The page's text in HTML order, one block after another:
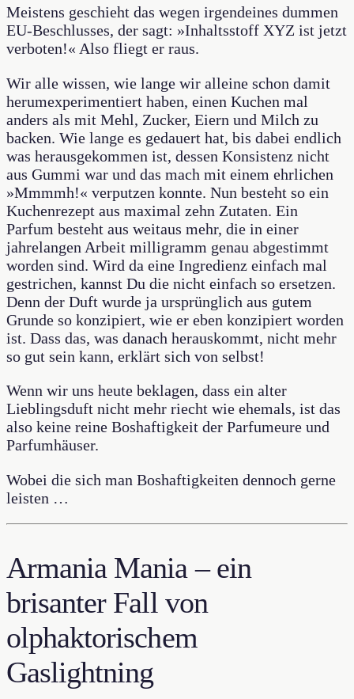
Meistens geschieht das wegen irgendeines dummen
EU-Beschlusses, der sagt: »Inhaltsstoff XYZ ist jetzt
verboten!« Also fliegt er raus.
Wir alle wissen, wie lange wir alleine schon damit
herumexperimentiert haben, einen Kuchen mal
anders als mit Mehl, Zucker, Eiern und Milch zu
backen. Wie lange es gedauert hat, bis dabei endlich
was herausgekommen ist, dessen Konsistenz nicht
aus Gummi war und das mach mit einem ehrlichen
»Mmmmh!« verputzen konnte. Nun besteht so ein
Kuchenrezept aus maximal zehn Zutaten. Ein
Parfum besteht aus weitaus mehr, die in einer
jahrelangen Arbeit milligramm genau abgestimmt
worden sind. Wird da eine Ingredienz einfach mal
gestrichen, kannst Du die nicht einfach so ersetzen.
Denn der Duft wurde ja ursprünglich aus gutem
Grunde so konzipiert, wie er eben konzipiert worden
ist. Dass das, was danach herauskommt, nicht mehr
so gut sein kann, erklärt sich von selbst!
Wenn wir uns heute beklagen, dass ein alter
Lieblingsduft nicht mehr riecht wie ehemals, ist das
also keine reine Boshaftigkeit der Parfumeure und
Parfumhäuser.
Wobei die sich man Boshaftigkeiten dennoch gerne
leisten …
Armania Mania – ein
brisanter Fall von
olphaktorischem
Gaslightning